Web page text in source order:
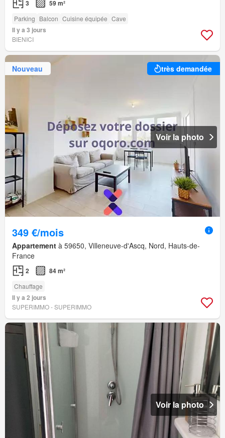
3 59 m²
Parking Balcon Cuisine équipée Cave
Il y a 3 jours
BIENICI
Nouveau très demandée
Voir la photo
349 €/mois
Appartement à 59650, Villeneuve-d'Ascq, Nord, Hauts-de-
France
2 84 m²
Chauffage
Il y a 2 jours
SUPERIMMO - SUPERIMMO
Voir la photo